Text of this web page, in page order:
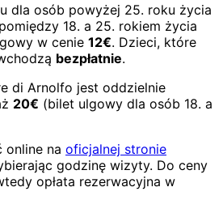
dla osób powyżej 25. roku życia
18. a 25. rokiem życia
w cenie 12€. Dzieci, które
bezpłatnie.
di Arnolfo jest oddzielnie
20€ (bilet ulgowy dla osób 18. a
online na oficjalnej stronie
godzinę wizyty. Do ceny
opłata rezerwacyjna w